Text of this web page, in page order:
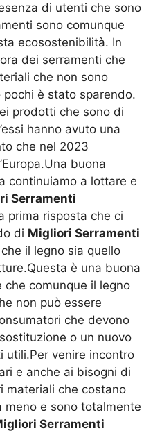
di utenti che sono
sono comunque
ecosostenibilità. In
dei serramenti che
che non sono
è stato sparendo.
prodotti che sono di
hanno avuto una
che nel 2023
buona
continuiamo a lottare e
Serramenti
prima risposta che ci
di Migliori Serramenti
il legno sia quello
è una buona
che comunque il legno
non può essere
che devono
o un nuovo
utili.Per venire incontro
e anche ai bisogni di
materiali che costano
meno e sono totalmente
Serramenti